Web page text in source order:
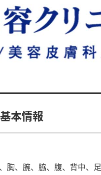
本情報
胸、腕、脇、腹、背中、足